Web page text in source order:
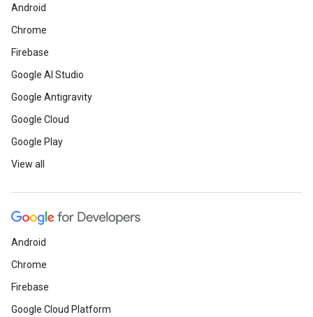
Android
Chrome
Firebase
Google AI Studio
Google Antigravity
Google Cloud
Google Play
View all
Android
Chrome
Firebase
Google Cloud Platform